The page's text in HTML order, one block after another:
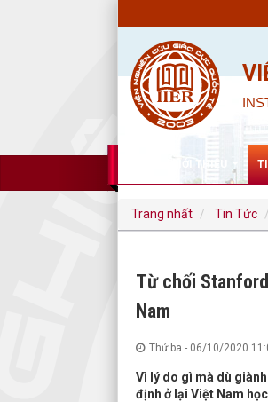
GIỚI THIỆU
Trang nhất Tin Tức
Từ chối
Nam
Thứ ba - 06/10/2020
Vì lý do gì mà dù
định ở lại Việt Nam